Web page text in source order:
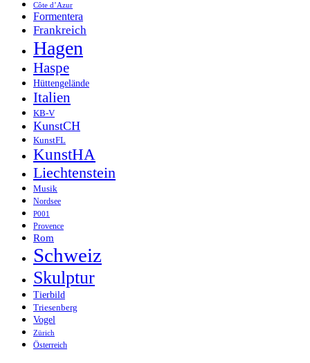
Côte d’Azur
Formentera
Frankreich
Hagen
Haspe
Hüttengelände
Italien
KB-V
KunstCH
KunstFL
KunstHA
Liechtenstein
Musik
Nordsee
P001
Provence
Rom
Schweiz
Skulptur
Tierbild
Triesenberg
Vogel
Zürich
Österreich